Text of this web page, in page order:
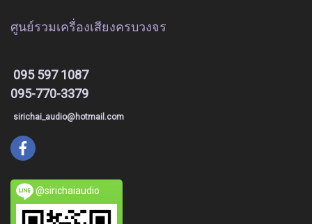
ศูนย์รวมเครื่องเสียงครบวงจร
095 597 1087
095-770-3379
sirichai_audio@hotmail.com
@sirichaiaudio